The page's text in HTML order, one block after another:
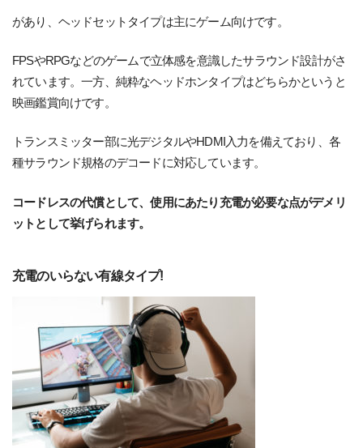
があり、ヘッドセットタイプは主にゲーム向けです。
FPSやRPGなどのゲームで立体感を意識したサラウンド設計がさ
れています。一方、純粋なヘッドホンタイプはどちらかというと
映画鑑賞向けです。
トランスミッター部に光デジタルやHDMI入力を備えており、各
種サラウンド規格のデコードに対応しています。
コードレスの代償として、使用にあたり充電が必要な点がデメリ
ットとして挙げられます。
充電のいらない有線タイプ!